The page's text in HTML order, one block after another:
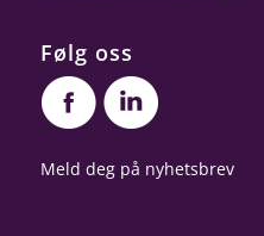
Følg oss
Meld deg på nyhetsbrev